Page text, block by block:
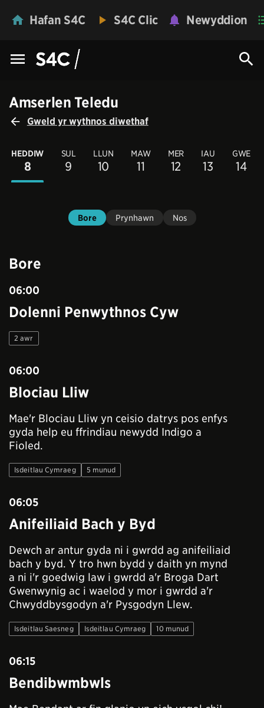
Hafan S4C S4C Clic Newyddion
Amserlen Teledu
Gweld yr wythnos diwethaf
HEDDIW
8
SUL
9
LLUN
10
MAW
11
MER
12
IAU
13
GWE
14
Bore Prynhawn Nos
Bore
06:00
Dolenni Penwythnos Cyw
2 awr
06:00
Blociau Lliw
Mae'r Blociau Lliw yn ceisio datrys pos enfys
gyda help eu ffrindiau newydd Indigo a
Fioled.
Isdeitlau Cymraeg 5 munud
06:05
Anifeiliaid Bach y Byd
Dewch ar antur gyda ni i gwrdd ag anifeiliaid
bach y byd. Y tro hwn bydd y daith yn mynd
a ni i'r goedwig law i gwrdd a'r Broga Dart
Gwenwynig ac i waelod y mor i gwrdd a'r
Chwyddbysgodyn a'r Pysgodyn Llew.
Isdeitlau Saesneg Isdeitlau Cymraeg 10 munud
06:15
Bendibwmbwls